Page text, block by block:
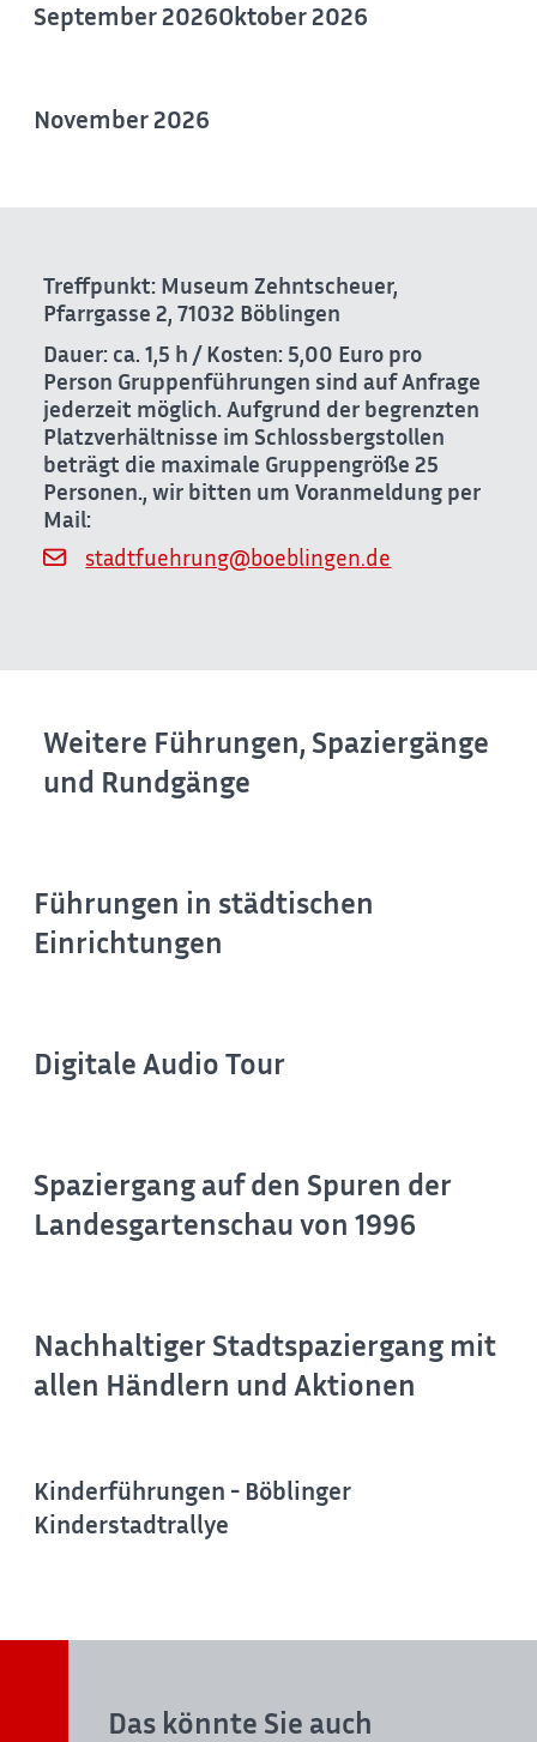
September 2026Oktober 2026
November 2026
Treffpunkt: Museum Zehntscheuer,
Pfarrgasse 2, 71032 Böblingen
Dauer: ca. 1,5 h / Kosten: 5,00 Euro pro
Person Gruppenführungen sind auf Anfrage
jederzeit möglich. Aufgrund der begrenzten
Platzverhältnisse im Schlossbergstollen
beträgt die maximale Gruppengröße 25
Personen., wir bitten um Voranmeldung per
Mail:
stadtfuehrung@boeblingen.de
Weitere Führungen, Spaziergänge
und Rundgänge
Führungen in städtischen
Einrichtungen
Digitale Audio Tour
Spaziergang auf den Spuren der
Landesgartenschau von 1996
Nachhaltiger Stadtspaziergang mit
allen Händlern und Aktionen
Kinderführungen - Böblinger
Kinderstadtrallye
Das könnte Sie auch